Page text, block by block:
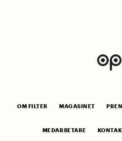
OM FILTER MAGASINET
MEDARBETARE